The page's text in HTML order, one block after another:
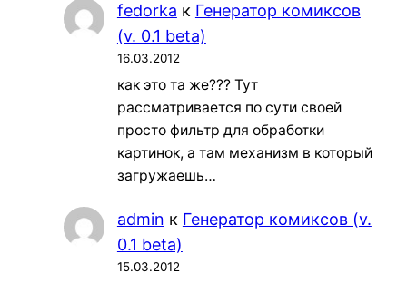
fedorka к Генератор комиксов
(v. 0.1 beta)
16.03.2012
как это та же??? Тут
рассматривается по сути своей
просто фильтр для обработки
картинок, а там механизм в который
загружаешь…
admin к Генератор комиксов (v.
0.1 beta)
15.03.2012